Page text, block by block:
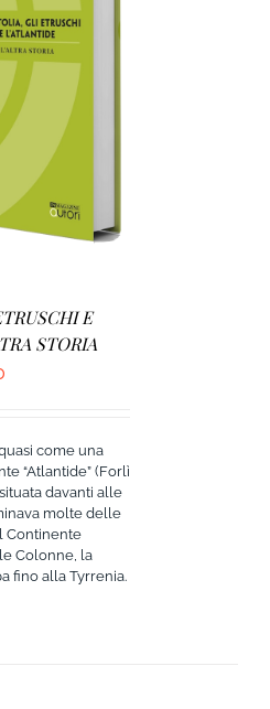
/
E
STORIA
come una
“Atlantide” (Forlì
davanti alle
molte delle
Continente
Colonne, la
fino alla Tyrrenia.